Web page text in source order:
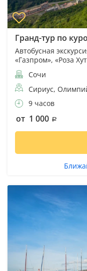
Гранд-тур по
Автобусная
«Газпром», «Роза
Сочи
Сириус,
9 часов
от 1 000